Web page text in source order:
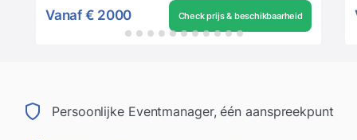
Vanaf € 2000 Check prijs & beschikbaarheid
Persoonlijke Eventmanager, één aanspreekpunt